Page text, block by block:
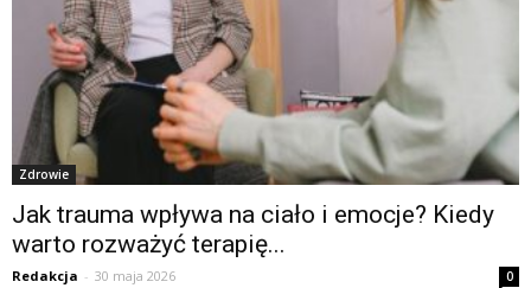
Zdrowie
Jak trauma wpływa na ciało i emocje? Kiedy
warto rozważyć terapię...
Redakcja - 30 maja 2026 0